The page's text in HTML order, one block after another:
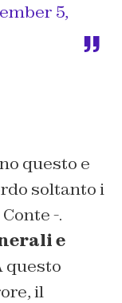
5,
questo e
soltanto i
-.
e
questo
il